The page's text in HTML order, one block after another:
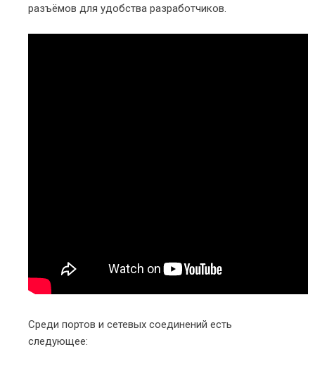
разъёмов для удобства разработчиков.
Среди портов и сетевых соединений есть
следующее: